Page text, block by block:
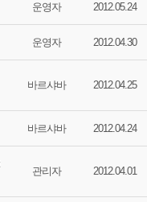
운영자 2012.05.24
운영자 2012.04.30
바르샤바 2012.04.25
바르샤바 2012.04.24
관리자 2012.04.01